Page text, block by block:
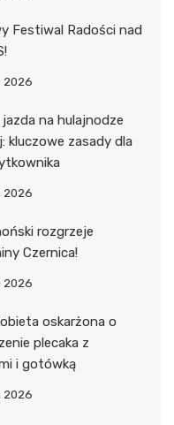
Festiwal Radości nad
2026
na hulajnodze
kluczowe zasady dla
2026
rozgrzeje
Czernica!
2026
oskarżona o
plecaka z
i gotówką
2026